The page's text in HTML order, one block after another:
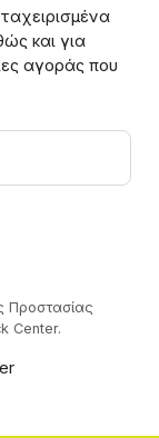
και για
αγοράς που
Προστασίας
Center.